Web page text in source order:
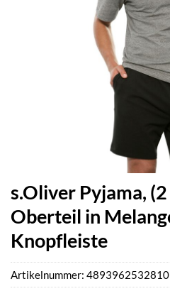
s.Oliver Pyjama,
Oberteil in
Knopfleiste
Artikelnummer: 4893962532810